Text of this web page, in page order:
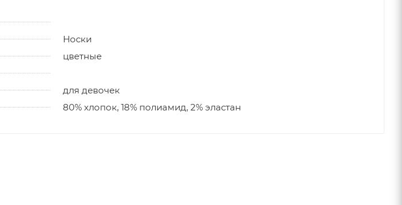
Носки
цветные
для девочек
80% хлопок, 18% полиамид, 2% эластан